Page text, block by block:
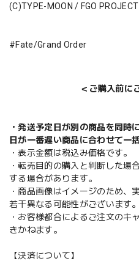
(C)TYPE-MOON / FGO PROJECT
#Fate/Grand Order
＜ご購入前に
・発送予定日が別の商品を同時
日が一番遅い商品に合わせて一
・表示金額は税込み価格です。
・転売目的の購入と判断した場
する場合があります。
・商品画像はイメージのため、
若干異なる可能性がございます。
・お客様都合によるご注文のキ
きかねます。
【決済について】